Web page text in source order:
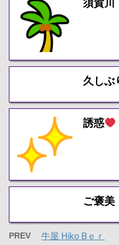
須賀川
久しぶ
誘惑
ご褒美
PREV 牛屋 Hiko Bｅｒ